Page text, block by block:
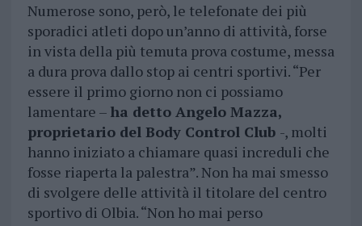
Numerose sono, però, le telefonate dei più
sporadici atleti dopo un’anno di attività, forse
in vista della più temuta prova costume, messa
a dura prova dallo stop ai centri sportivi. “Per
essere il primo giorno non ci possiamo
lamentare – ha detto Angelo Mazza,
proprietario del Body Control Club -, molti
hanno iniziato a chiamare quasi increduli che
fosse riaperta la palestra”. Non ha mai smesso
di svolgere delle attività il titolare del centro
sportivo di Olbia. “Non ho mai perso